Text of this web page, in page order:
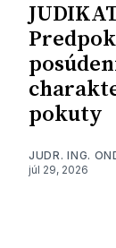
pokuty
JUDR. ING.
júl 29, 2026